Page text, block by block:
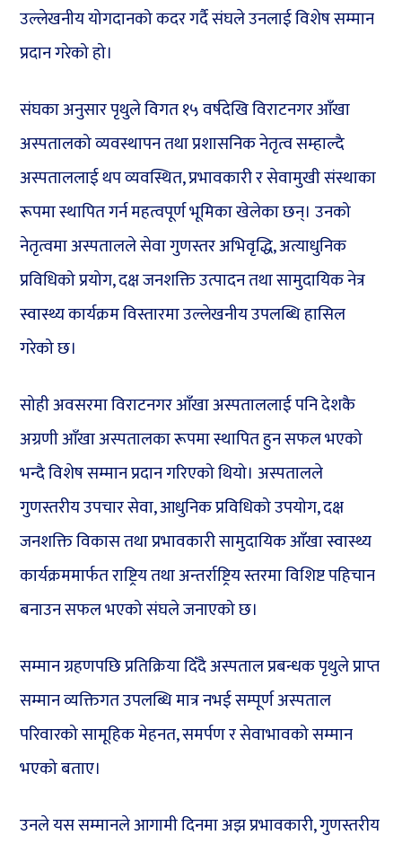
उल्लेखनीय योगदानको कदर गर्दै संघले उनलाई विशेष सम्मान
प्रदान गरेको हो।
संघका अनुसार पृथुले विगत १५ वर्षदेखि विराटनगर आँखा
अस्पतालको व्यवस्थापन तथा प्रशासनिक नेतृत्व सम्हाल्दै
अस्पताललाई थप व्यवस्थित, प्रभावकारी र सेवामुखी संस्थाका
रूपमा स्थापित गर्न महत्वपूर्ण भूमिका खेलेका छन्। उनको
नेतृत्वमा अस्पतालले सेवा गुणस्तर अभिवृद्धि, अत्याधुनिक
प्रविधिको प्रयोग, दक्ष जनशक्ति उत्पादन तथा सामुदायिक नेत्र
स्वास्थ्य कार्यक्रम विस्तारमा उल्लेखनीय उपलब्धि हासिल
गरेको छ।
सोही अवसरमा विराटनगर आँखा अस्पताललाई पनि देशकै
अग्रणी आँखा अस्पतालका रूपमा स्थापित हुन सफल भएको
भन्दै विशेष सम्मान प्रदान गरिएको थियो। अस्पतालले
गुणस्तरीय उपचार सेवा, आधुनिक प्रविधिको उपयोग, दक्ष
जनशक्ति विकास तथा प्रभावकारी सामुदायिक आँखा स्वास्थ्य
कार्यक्रममार्फत राष्ट्रिय तथा अन्तर्राष्ट्रिय स्तरमा विशिष्ट पहिचान
बनाउन सफल भएको संघले जनाएको छ।
सम्मान ग्रहणपछि प्रतिक्रिया दिँदै अस्पताल प्रबन्धक पृथुले प्राप्त
सम्मान व्यक्तिगत उपलब्धि मात्र नभई सम्पूर्ण अस्पताल
परिवारको सामूहिक मेहनत, समर्पण र सेवाभावको सम्मान
भएको बताए।
उनले यस सम्मानले आगामी दिनमा अझ प्रभावकारी, गुणस्तरीय